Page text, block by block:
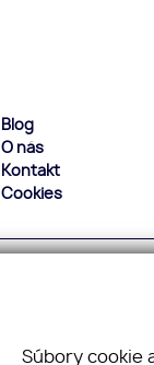
Súbory cookie
Blog
O nás
Kontakt
Cookies